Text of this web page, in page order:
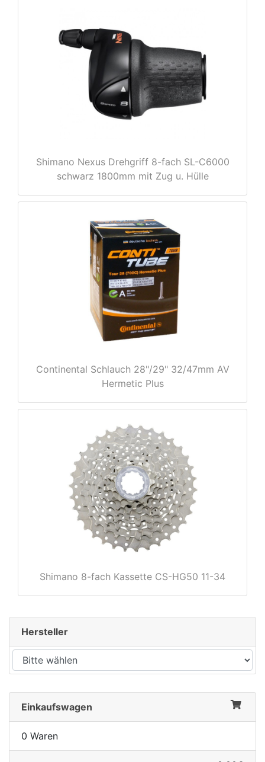
Shimano Nexus Drehgriff 8-fach SL-C6000
schwarz 1800mm mit Zug u. Hülle
Continental Schlauch 28"/29" 32/47mm AV
Hermetic Plus
Shimano 8-fach Kassette CS-HG50 11-34
Hersteller
Einkaufswagen
0 Waren